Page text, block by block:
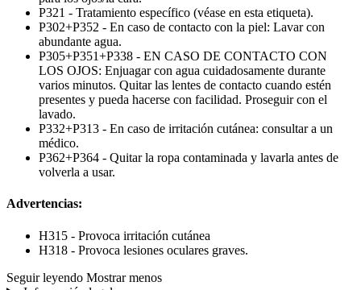
P321 - Tratamiento específico (véase en esta etiqueta).
P302+P352 - En caso de contacto con la piel: Lavar con
abundante agua.
P305+P351+P338 - EN CASO DE CONTACTO CON
LOS OJOS: Enjuagar con agua cuidadosamente durante
varios minutos. Quitar las lentes de contacto cuando estén
presentes y pueda hacerse con facilidad. Proseguir con el
lavado.
P332+P313 - En caso de irritación cutánea: consultar a un
médico.
P362+P364 - Quitar la ropa contaminada y lavarla antes de
volverla a usar.
Advertencias:
H315 - Provoca irritación cutánea
H318 - Provoca lesiones oculares graves.
Seguir leyendo Mostrar menos